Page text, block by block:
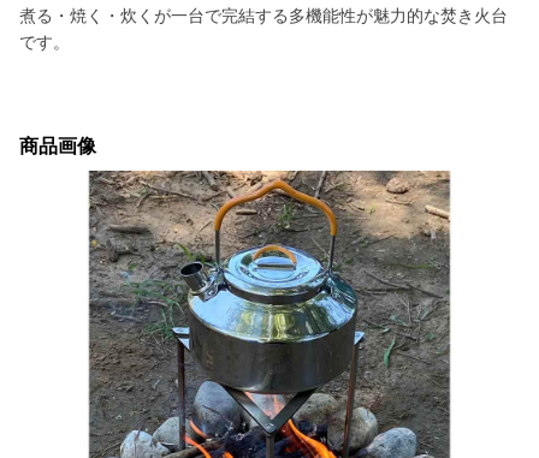
煮る・焼く・炊くが一台で完結する多機能性が魅力的な焚き火台
です。
商品画像